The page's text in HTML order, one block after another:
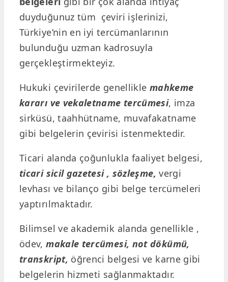
duyduğunuz tüm çeviri işlerinizi,
Türkiye’nin en iyi tercümanlarının
bulunduğu uzman kadrosuyla
gerçekleştirmekteyiz.
Hukuki çevirilerde genellikle mahkeme
kararı ve vekaletname tercümesi, imza
sirküsü, taahhütname, muvafakatname
gibi belgelerin çevirisi istenmektedir.
Ticari alanda çoğunlukla faaliyet belgesi,
ticari sicil gazetesi , sözleşme, vergi
levhası ve bilanço gibi belge tercümeleri
yaptırılmaktadır.
Bilimsel ve akademik alanda genellikle ,
ödev,makale tercümesi, not dökümü,
transkript, öğrenci belgesi ve karne gibi
belgelerin hizmeti sağlanmaktadır.